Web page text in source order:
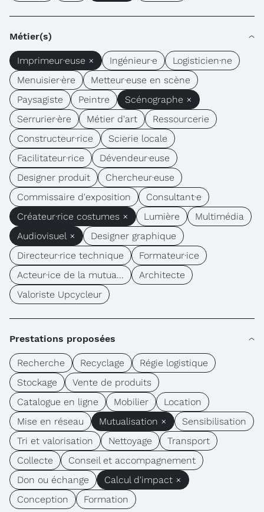
Métier(s)
Imprimeur·euse × Ingénieur·e
Logisticien·ne
Menuisier·ère
Metteur·euse en scène
Paysagiste
Peintre
Scénographe ×
Serrurier·ère
Métier d'art
Ressourcerie
Constructeur·rice
Scierie locale
Facilitateur·rice
Dévendeur·euse
Designer produit
Chercheur·euse
Commissaire d'exposition
Consultant·e
Créateur·rice costumes ×
Lumière
Multimédia
Audiovisuel ×
Designer graphique
Directeur·rice technique
Formateur·ice
Acteur·ice de la mutua...
Architecte
Valoriste Upcycleur
Prestations proposées
Recherche Recyclage
Régie logistique
Stockage
Vente de produits
Catalogue en ligne
Mobilier
Location
Mise en réseau
Mutualisation ×
Sensibilisation
Tri et valorisation
Nettoyage
Transport
Collecte
Conseil et accompagnement
Don ou échange
Calcul d'impact ×
Conception
Formation